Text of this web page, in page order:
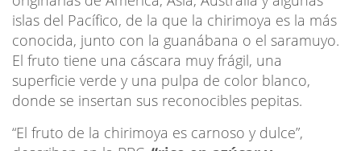
islas del Pacífico, de la que la chirimoya es la más
conocida, junto con la guanábana o el saramuyo.
El fruto tiene una cáscara muy frágil, una
superficie verde y una pulpa de color blanco,
donde se insertan sus reconocibles pepitas.
“El fruto de la chirimoya es carnoso y dulce”,